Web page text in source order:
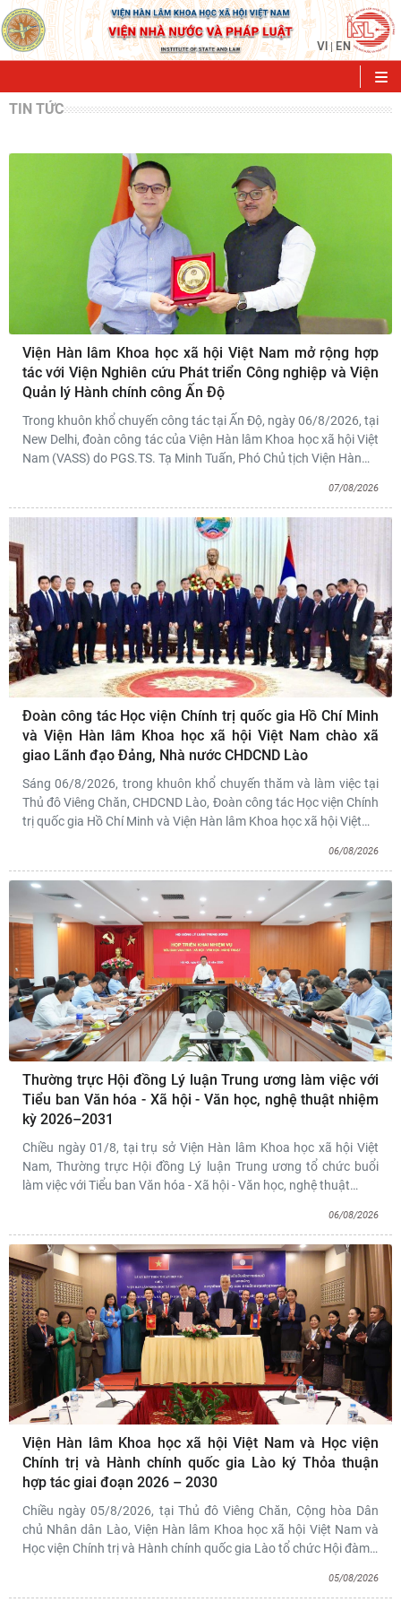
VI | EN
TIN TỨC
Viện Hàn lâm Khoa học xã hội Việt Nam mở rộng hợp
tác với Viện Nghiên cứu Phát triển Công nghiệp và Viện
Quản lý Hành chính công Ấn Độ
Trong khuôn khổ chuyến công tác tại Ấn Độ, ngày 06/8/2026, tại
New Delhi, đoàn công tác của Viện Hàn lâm Khoa học xã hội Việt
Nam (VASS) do PGS.TS. Tạ Minh Tuấn, Phó Chủ tịch Viện Hàn…
07/08/2026
Đoàn công tác Học viện Chính trị quốc gia Hồ Chí Minh
và Viện Hàn lâm Khoa học xã hội Việt Nam chào xã
giao Lãnh đạo Đảng, Nhà nước CHDCND Lào
Sáng 06/8/2026, trong khuôn khổ chuyến thăm và làm việc tại
Thủ đô Viêng Chăn, CHDCND Lào, Đoàn công tác Học viện Chính
trị quốc gia Hồ Chí Minh và Viện Hàn lâm Khoa học xã hội Việt…
06/08/2026
Thường trực Hội đồng Lý luận Trung ương làm việc với
Tiểu ban Văn hóa - Xã hội - Văn học, nghệ thuật nhiệm
kỳ 2026–2031
Chiều ngày 01/8, tại trụ sở Viện Hàn lâm Khoa học xã hội Việt
Nam, Thường trực Hội đồng Lý luận Trung ương tổ chức buổi
làm việc với Tiểu ban Văn hóa - Xã hội - Văn học, nghệ thuật…
06/08/2026
Viện Hàn lâm Khoa học xã hội Việt Nam và Học viện
Chính trị và Hành chính quốc gia Lào ký Thỏa thuận
hợp tác giai đoạn 2026 – 2030
Chiều ngày 05/8/2026, tại Thủ đô Viêng Chăn, Cộng hòa Dân
chủ Nhân dân Lào, Viện Hàn lâm Khoa học xã hội Việt Nam và
Học viện Chính trị và Hành chính quốc gia Lào tổ chức Hội đàm…
05/08/2026